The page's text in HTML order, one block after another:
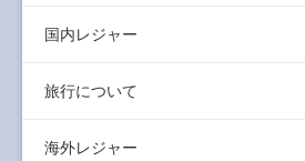
国内レジャー
旅行について
海外レジャー